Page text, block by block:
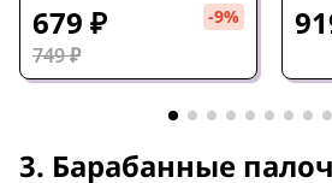
679 ₽ -9%
749 ₽
3. Барабанные